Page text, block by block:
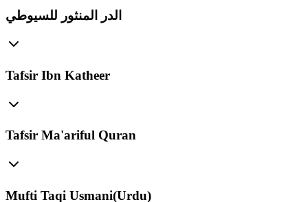
الدر المنثور للسيوطي
Tafsir Ibn Katheer
Tafsir Ma'ariful Quran
Mufti Taqi Usmani(Urdu)